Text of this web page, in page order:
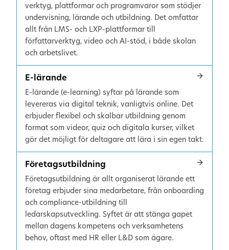
verktyg, plattformar och programvaror som stödjer
undervisning, lärande och utbildning. Det omfattar
allt från LMS- och LXP-plattformar till
författarverktyg, video och AI-stöd, i både skolan
och arbetslivet.
E-lärande
E-lärande (e-learning) syftar på lärande som
levereras via digital teknik, vanligtvis online. Det
erbjuder flexibel och skalbar utbildning genom
format som videor, quiz och digitala kurser, vilket
gör det möjligt för deltagare att lära i sin egen takt.
Företagsutbildning
Företagsutbildning är allt organiserat lärande ett
företag erbjuder sina medarbetare, från onboarding
och compliance-utbildning till
ledarskapsutveckling. Syftet är att stänga gapet
mellan dagens kompetens och verksamhetens
behov, oftast med HR eller L&D som ägare.